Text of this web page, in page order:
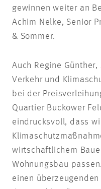
gewinnen weiter an
Achim Nelke, Senior
& Sommer.
Auch Regine
Verkehr und
bei der
Quartier Buckower
eindrucksvoll, dass
wirtschaftlichem
Wohnungsbau
einen